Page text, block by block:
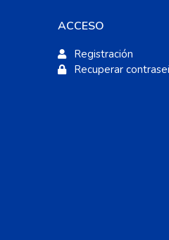
ACCESO
Registración
Recuperar